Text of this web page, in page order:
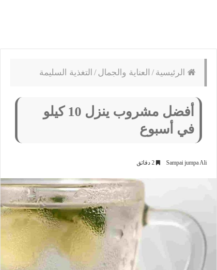
الرئيسية / العناية والجمال / التغذية السليمة
أفضل مشروب ينزل 10 كيلو
في أسبوع
Sampai jumpa Ali